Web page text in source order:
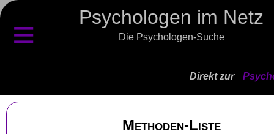
Psychologen im Netz
Die Psychologen-Suche
≡
Direkt zur
Methoden-Liste